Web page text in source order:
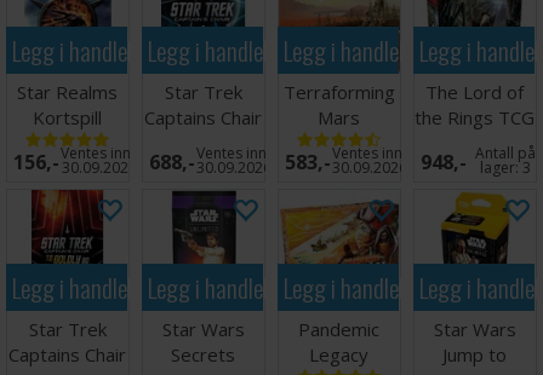
Legg i handlekurven
Star Realms
Kortspill
156,-Ventes inn
30.09.2026
Legg i handlekurven
Star Trek
Captains Chair
Brettspill
688,-Ventes inn
30.09.2026
Legg i handlekurven
Terraforming
Mars
Brettspill -
Engelsk
583,-Ventes inn
30.09.2026
Legg i
The Lord of
the Rings TCG
The Card
Game
948,- Antall på
lager:3
Legg i handlekurven
Star Trek
Captains Chair
Legg i handlekurven
Star Wars
Secrets
Legg i handlekurven
Pandemic
Legacy
Legg i
Star Wars
Jump to